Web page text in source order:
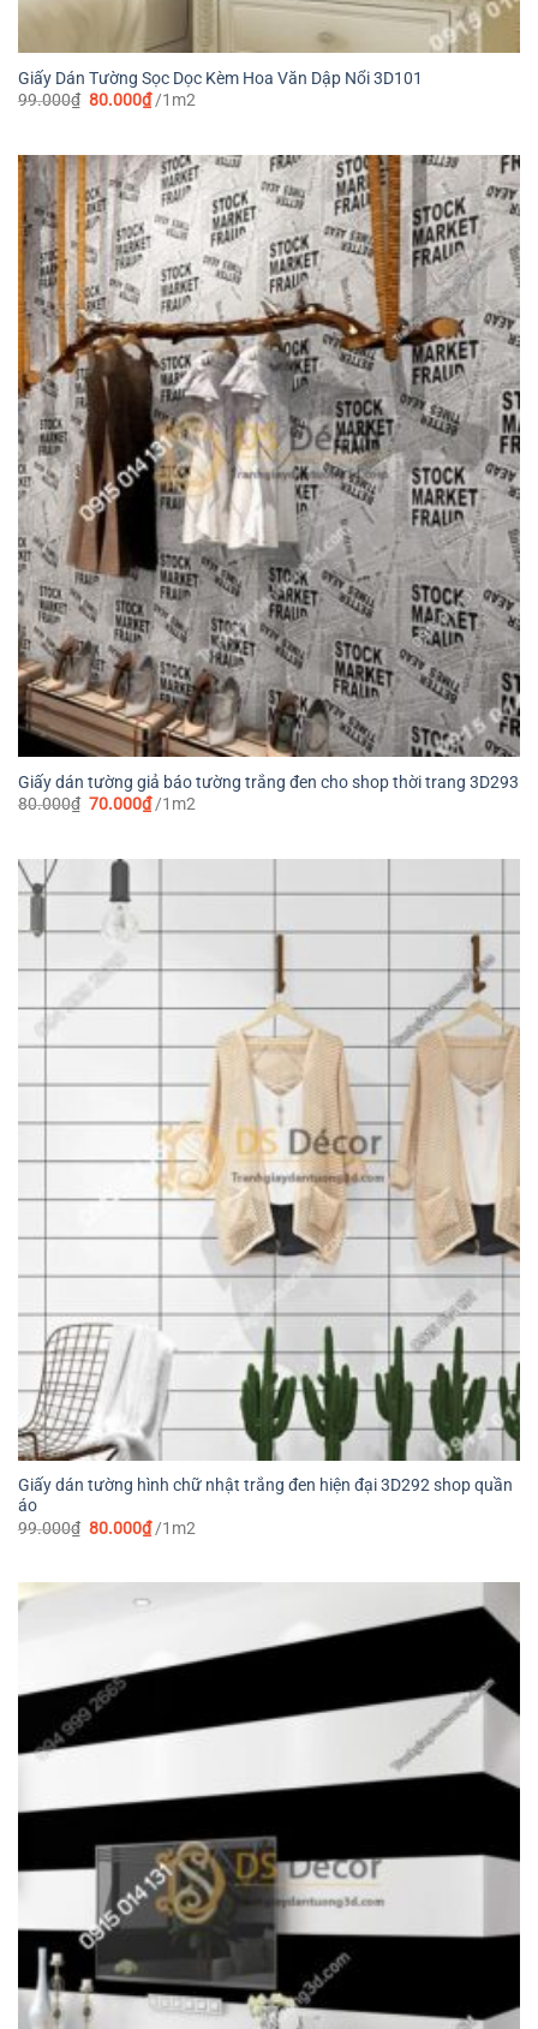
Giấy Dán Tường Sọc Dọc Kèm Hoa Văn Dập Nổi 3D101
99.000₫ Giá
80.000₫Giá
hiện
80.000₫.
/1m2
Giấy dán tường giả báo tường trắng đen cho shop thời trang 3D293
80.000₫ Giá
70.000₫Giá
hiện
70.000₫.
/1m2
Giấy dán tường hình chữ nhật trắng đen hiện đại 3D292 shop quần
áo
99.000₫ Giá
80.000₫Giá
hiện
/1m2